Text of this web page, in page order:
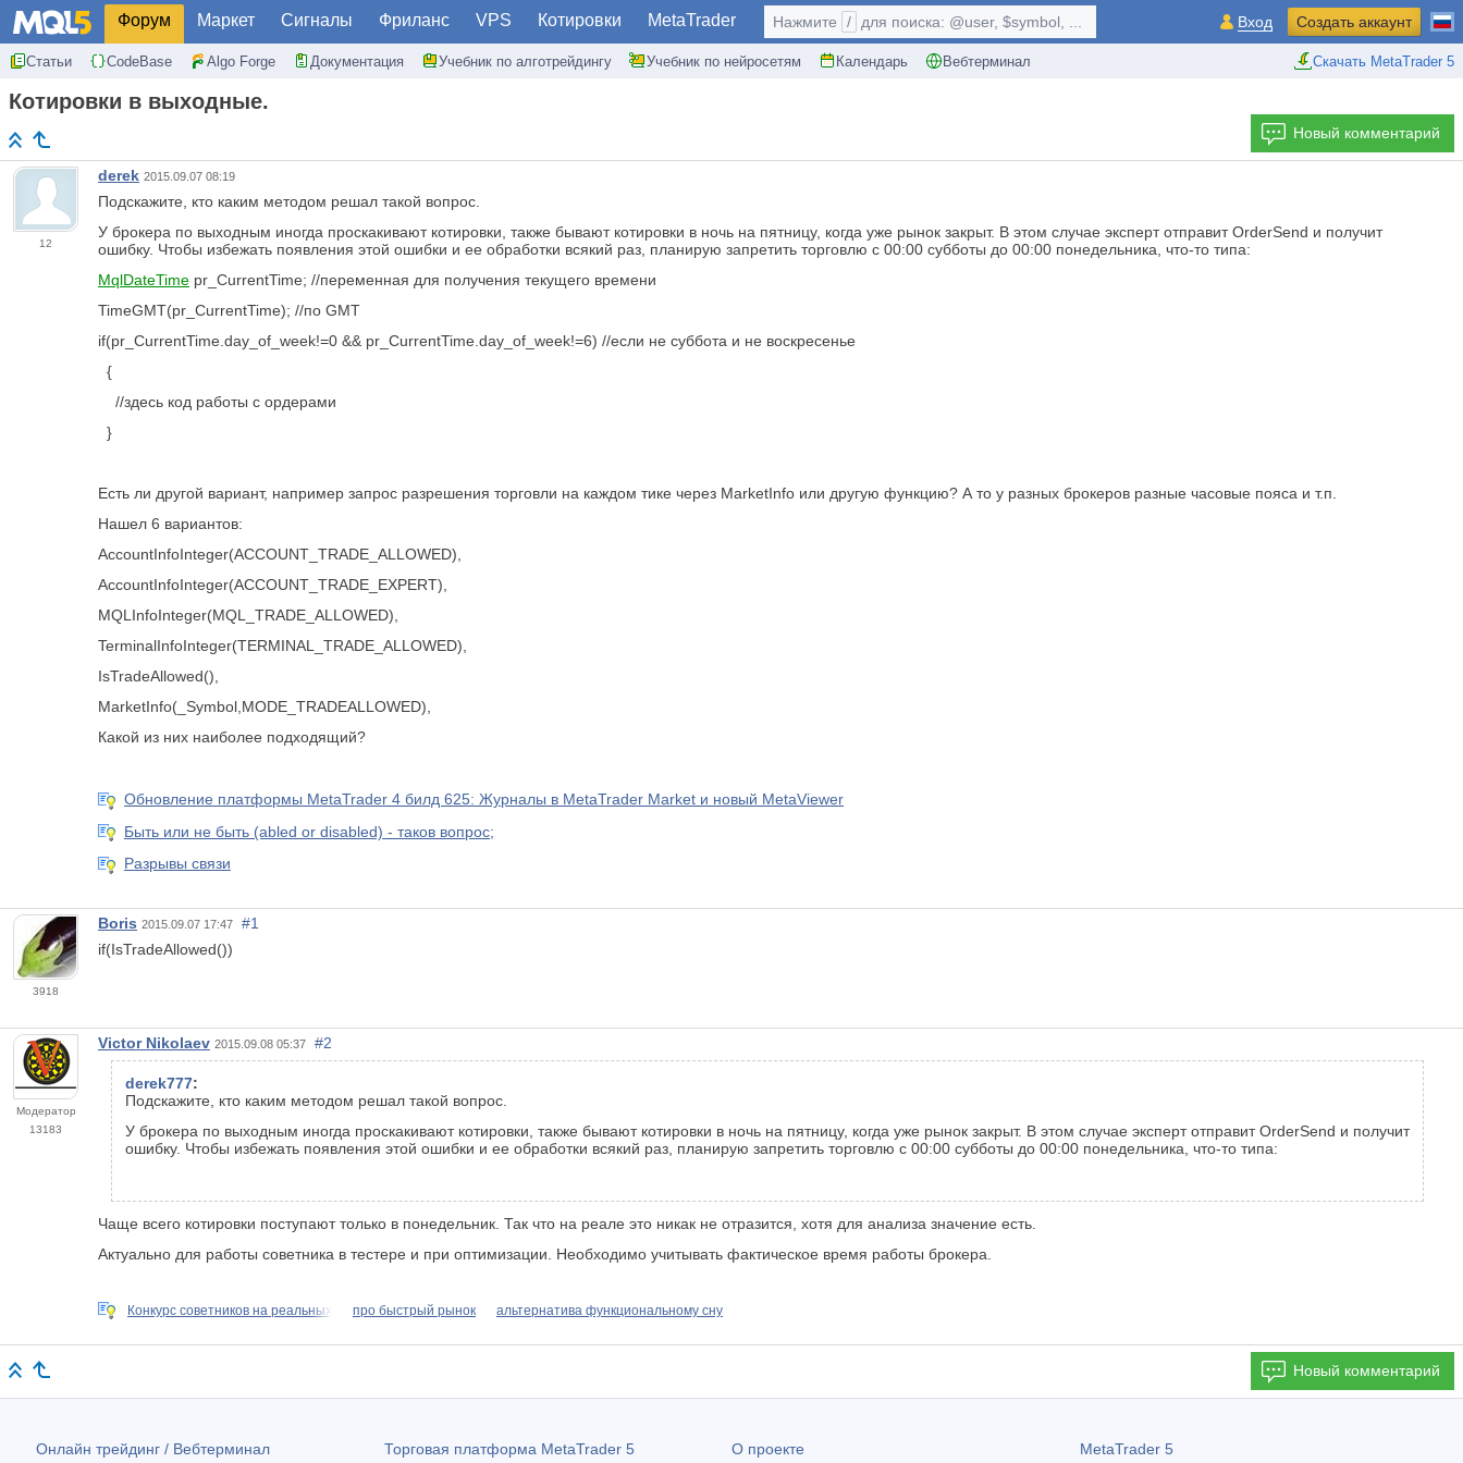
Форум Маркет Сигналы Фриланс VPS Котировки MetaTrader
Статьи CodeBase Algo Forge Документация Учебник по алготрейдингу Учебник по нейросетям Календарь Вебтерминал Скачать MetaTrader 5
Нажмите / для поиска: @user, $symbol, ... Вход Создать аккаунт
Котировки в выходные.
Новый комментарий
12
derek 2015.09.07 08:19
Подскажите, кто каким методом решал такой вопрос.
У брокера по выходным иногда проскакивают котировки, также бывают котировки в ночь на пятницу, когда уже рынок закрыт. В этом случае эксперт отправит OrderSend и получит
ошибку. Чтобы избежать появления этой ошибки и ее обработки всякий раз, планирую запретить торговлю с 00:00 субботы до 00:00 понедельника, что-то типа:
MqlDateTime pr_CurrentTime; //переменная для получения текущего времени
TimeGMT(pr_CurrentTime); //по GMT
if(pr_CurrentTime.day_of_week!=0 && pr_CurrentTime.day_of_week!=6) //если не суббота и не воскресенье
{
//здесь код работы с ордерами
}
Есть ли другой вариант, например запрос разрешения торговли на каждом тике через MarketInfo или другую функцию? А то у разных брокеров разные часовые пояса и т.п.
Нашел 6 вариантов:
AccountInfoInteger(ACCOUNT_TRADE_ALLOWED),
AccountInfoInteger(ACCOUNT_TRADE_EXPERT),
MQLInfoInteger(MQL_TRADE_ALLOWED),
TerminalInfoInteger(TERMINAL_TRADE_ALLOWED),
IsTradeAllowed(),
MarketInfo(_Symbol,MODE_TRADEALLOWED),
Какой из них наиболее подходящий?
Обновление платформы MetaTrader 4 билд 625: Журналы в MetaTrader Market и новый MetaViewer
Быть или не быть (abled or disabled) - таков вопрос;
Разрывы связи
3918
Boris 2015.09.07 17:47
#1
if(IsTradeAllowed())
Модератор
13183
Victor Nikolaev 2015.09.08 05:37 #2
derek777:
Подскажите, кто каким методом решал такой вопрос.
У брокера по выходным иногда проскакивают котировки, также бывают котировки в ночь на пятницу, когда уже рынок закрыт. В этом случае эксперт отправит OrderSend и получит
ошибку. Чтобы избежать появления этой ошибки и ее обработки всякий раз, планирую запретить торговлю с 00:00 субботы до 00:00 понедельника, что-то типа:
Чаще всего котировки поступают только в понедельник. Так что на реале это никак не отразится, хотя для анализа значение есть.
Актуально для работы советника в тестере и при оптимизации. Необходимо учитывать фактическое время работы брокера.
Конкурс советников на реальных про быстрый рынок альтернатива функциональному сну
Новый комментарий
Онлайн трейдинг / Вебтерминал Торговая платформа MetaTrader 5 О проекте MetaTrader 5